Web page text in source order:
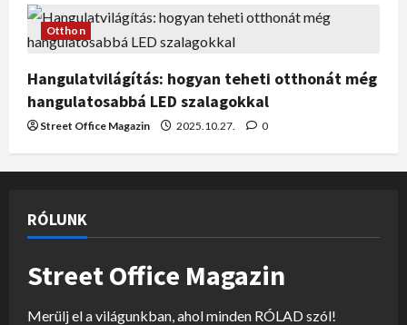
Otthon
Hangulatvilágítás: hogyan teheti otthonát még
hangulatosabbá LED szalagokkal
Street Office Magazin 2025.10.27. 0
RÓLUNK
Street Office Magazin
Merülj el a világunkban, ahol minden RÓLAD szól!